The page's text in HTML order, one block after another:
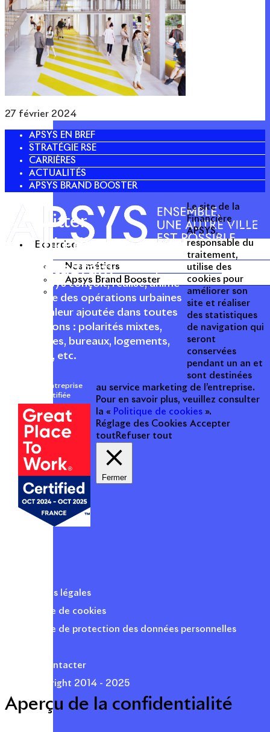
Expertise
Nos métiers
Apsys Brand Booster
27 février 2024
APSYS EN BREF
STRATÉGIE RSE
CARRIÈRES
ACTUALITÉS
APSYS BRAND BOOSTER
Acteur passionné de la ville depuis
1996, Apsys conçoit, réalise, anime
et valorise des opérations urbaines
à forte valeur ajoutée dans toutes
les fonctions : polarités mixtes,
commerces, bureaux, logements,
hôtellerie, etc.
Une entreprise
certifiée
Mentions légales
Politique de cookies
Politique de protection des données personnelles
Nous contacter
© Copyright 2014 - 2025
Twitter
Linkedin
Instagram
Le site de la
Financière
APSYS,
responsable du
traitement,
utilise des
cookies pour
améliorer son
site et réaliser
des statistiques
de navigation qui
seront
conservées
pendant un an et
sont destinées
au service marketing de l’entreprise.
Pour en savoir plus, veuillez consulter
la « Politique de cookies ».
Réglage des Cookies Accepter
tout Refuser tout
Fermer
Aperçu de la confidentialité